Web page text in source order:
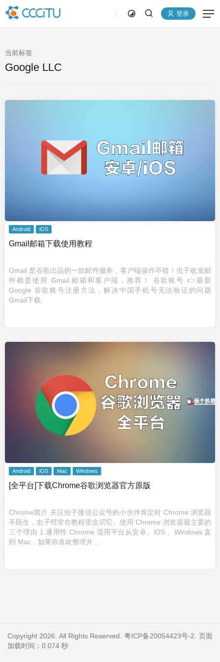
登录
当前标签
Google LLC
Android iOS
Gmail邮箱下载使用教程
Gmail 是谷歌出品的一款邮件服务，客户端操作不错！虫子收发邮
件都是使用 Gmail 邮箱和客户端，推荐！ 谷歌账号 👉最新
Google 谷歌账号注册方法，解决中国手机号无法验证的问题
Gmail下载
Android iOS Mac Windows
[全平台]下载Chrome谷歌浏览器官方原版
Chrome简介 关注虫子微信公众号的小伙伴肯定对 Chrome 浏览器
不陌生，虫子经常在教程里念叨它。使用 Chrome 浏览器最主要的
三个理由 1.通用性 Chrome 适用平台从安卓、iOS 、Windows 直
到 Mac，如果你喜欢整理并 ...
Copyright 2026. All Rights Reserved. 粤ICP备20054423号-2 . 页面
加载时间：0.074 秒